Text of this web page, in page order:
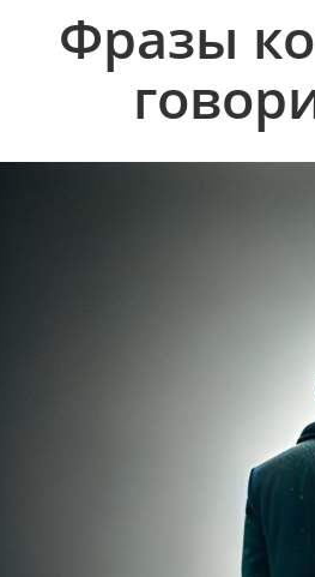
Фразы